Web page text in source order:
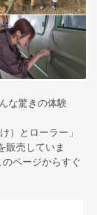
な驚きの体験
）とローラー」
販売していま
ページからすぐ